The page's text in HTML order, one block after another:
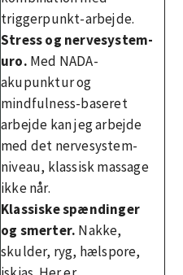
triggerpunkt-arbejde.
Stress og nervesystem-
uro. Med NADA-
akupunktur og
mindfulness-baseret
arbejde kan jeg arbejde
med det nervesystem-
niveau, klassisk massage
ikke når.
Klassiske spændinger
og smerter. Nakke,
skulder, ryg, hælspore,